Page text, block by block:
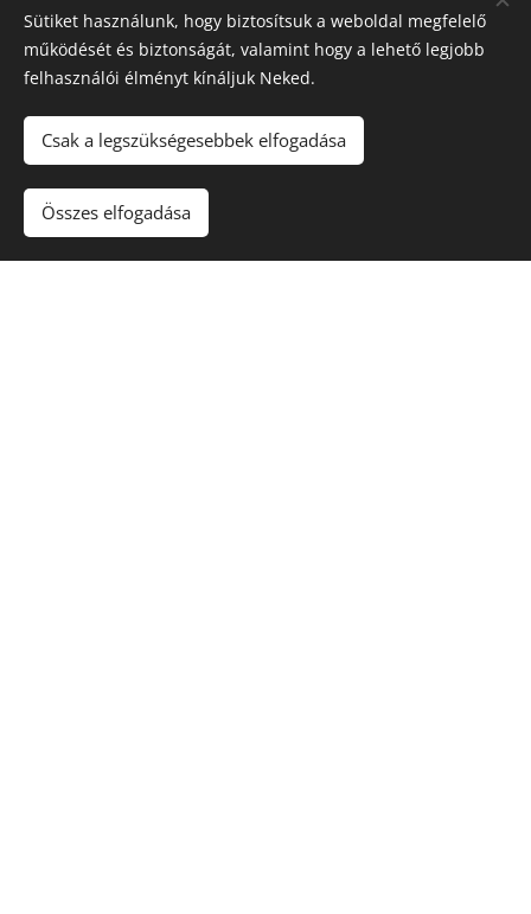
Sütiket használunk, hogy biztosítsuk a weboldal megfelelő
működését és biztonságát, valamint hogy a lehető legjobb
felhasználói élményt kínáljuk Neked.
Csak a legszükségesebbek elfogadása
Összes elfogadása